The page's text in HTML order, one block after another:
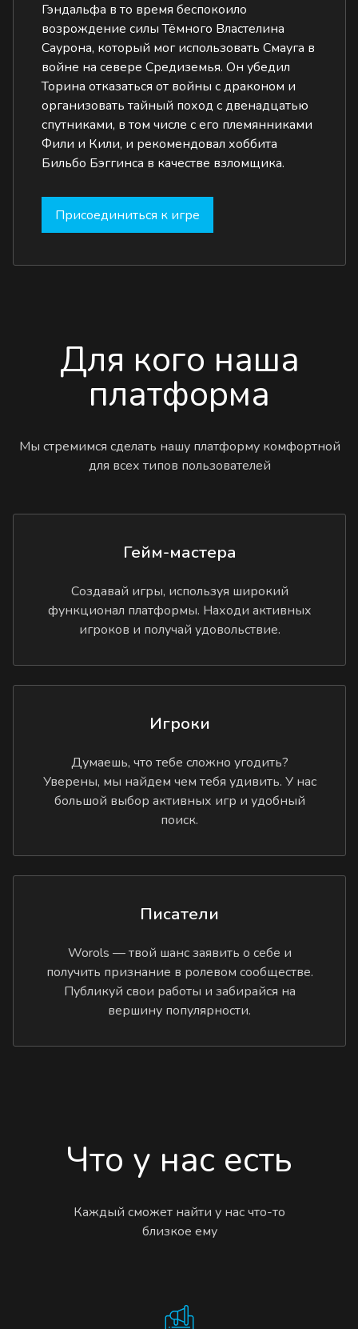
Гэндальфа в то время беспокоило
возрождение силы Тёмного Властелина
Саурона, который мог использовать Смауга в
войне на севере Средиземья. Он убедил
Торина отказаться от войны с драконом и
организовать тайный поход с двенадцатью
спутниками, в том числе с его племянниками
Фили и Кили, и рекомендовал хоббита
Бильбо Бэггинса в качестве взломщика.
Присоединиться к игре
Для кого наша
платформа
Мы стремимся сделать нашу платформу комфортной
для всех типов пользователей
Гейм-мастера
Создавай игры, используя широкий
функционал платформы. Находи активных
игроков и получай удовольствие.
Игроки
Думаешь, что тебе сложно угодить?
Уверены, мы найдем чем тебя удивить. У нас
большой выбор активных игр и удобный
поиск.
Писатели
Worols — твой шанс заявить о себе и
получить признание в ролевом сообществе.
Публикуй свои работы и забирайся на
вершину популярности.
Что у нас есть
Каждый сможет найти у нас что-то
близкое ему